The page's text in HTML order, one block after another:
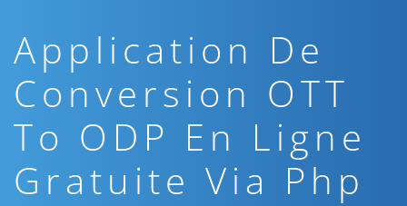
Application De
Conversion OTT
To ODP En Ligne
Gratuite Via Php